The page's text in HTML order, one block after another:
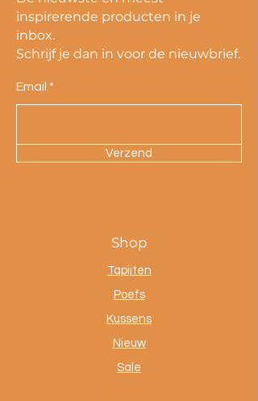
inspirerende producten in je
inbox.
Schrijf je dan in voor de nieuwbrief.
Email
Verzend
Shop
Tapijten
Poefs
Kussens
Nieuw
Sale